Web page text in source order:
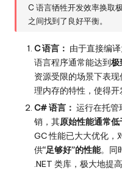
C 语言牺牲开发效率换取
之间找到了良好平衡。
C 语言： 由于直接编
语言程序通常能达到极
资源受限的场景下表
理内存的特性，使得开
C# 语言： 运行在托管
销，其原始性能通常低
GC 性能已大大优化，
供“足够好”的性能。同
.NET 类库，极大地提